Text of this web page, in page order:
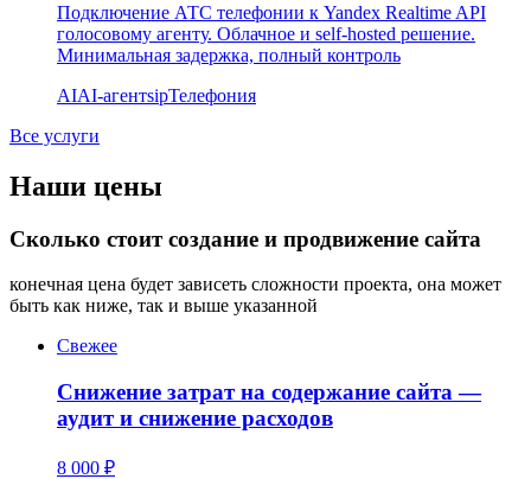
Подключение АТС телефонии к Yandex Realtime API
голосовому агенту. Облачное и self-hosted решение.
Минимальная задержка, полный контроль
AIAI-агентsipТелефония
Все услуги
Наши цены
Сколько стоит создание и продвижение сайта
конечная цена будет зависеть сложности проекта, она может
быть как ниже, так и выше указанной
Свежее
Снижение затрат на содержание сайта —
аудит и снижение расходов
8 000 ₽